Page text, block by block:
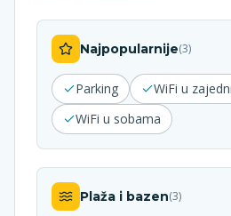
Najpopularnije(3)
Parking
WiFi u
WiFi u sobama
Plaža i bazen(3)